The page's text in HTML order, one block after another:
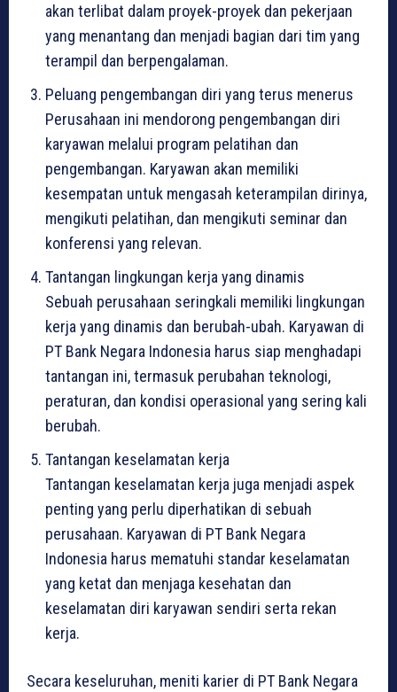
akan terlibat dalam proyek-proyek dan pekerjaan
yang menantang dan menjadi bagian dari tim yang
terampil dan berpengalaman.
Peluang pengembangan diri yang terus menerus
Perusahaan ini mendorong pengembangan diri
karyawan melalui program pelatihan dan
pengembangan. Karyawan akan memiliki
kesempatan untuk mengasah keterampilan dirinya,
mengikuti pelatihan, dan mengikuti seminar dan
konferensi yang relevan.
Tantangan lingkungan kerja yang dinamis
Sebuah perusahaan seringkali memiliki lingkungan
kerja yang dinamis dan berubah-ubah. Karyawan di
PT Bank Negara Indonesia harus siap menghadapi
tantangan ini, termasuk perubahan teknologi,
peraturan, dan kondisi operasional yang sering kali
berubah.
Tantangan keselamatan kerja
Tantangan keselamatan kerja juga menjadi aspek
penting yang perlu diperhatikan di sebuah
perusahaan. Karyawan di PT Bank Negara
Indonesia harus mematuhi standar keselamatan
yang ketat dan menjaga kesehatan dan
keselamatan diri karyawan sendiri serta rekan
kerja.
Secara keseluruhan, meniti karier di PT Bank Negara